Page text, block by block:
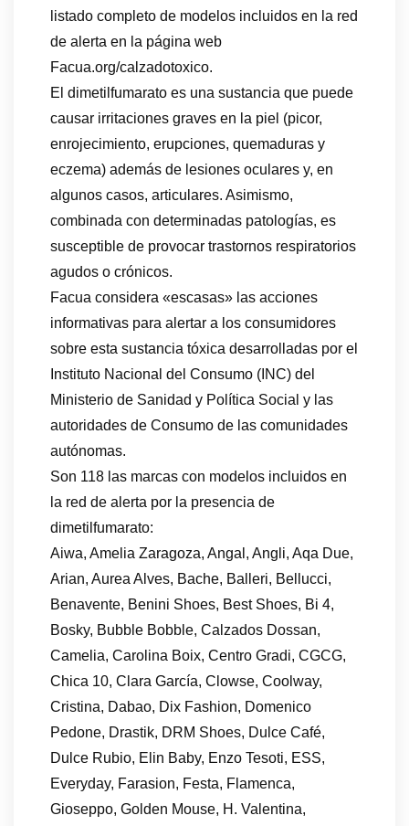
listado completo de modelos incluidos en la red
de alerta en la página web
Facua.org/calzadotoxico.
El dimetilfumarato es una sustancia que puede
causar irritaciones graves en la piel (picor,
enrojecimiento, erupciones, quemaduras y
eczema) además de lesiones oculares y, en
algunos casos, articulares. Asimismo,
combinada con determinadas patologías, es
susceptible de provocar trastornos respiratorios
agudos o crónicos.
Facua considera «escasas» las acciones
informativas para alertar a los consumidores
sobre esta sustancia tóxica desarrolladas por el
Instituto Nacional del Consumo (INC) del
Ministerio de Sanidad y Política Social y las
autoridades de Consumo de las comunidades
autónomas.
Son 118 las marcas con modelos incluidos en
la red de alerta por la presencia de
dimetilfumarato:
Aiwa, Amelia Zaragoza, Angal, Angli, Aqa Due,
Arian, Aurea Alves, Bache, Balleri, Bellucci,
Benavente, Benini Shoes, Best Shoes, Bi 4,
Bosky, Bubble Bobble, Calzados Dossan,
Camelia, Carolina Boix, Centro Gradi, CGCG,
Chica 10, Clara García, Clowse, Coolway,
Cristina, Dabao, Dix Fashion, Domenico
Pedone, Drastik, DRM Shoes, Dulce Café,
Dulce Rubio, Elin Baby, Enzo Tesoti, ESS,
Everyday, Farasion, Festa, Flamenca,
Gioseppo, Golden Mouse, H. Valentina,